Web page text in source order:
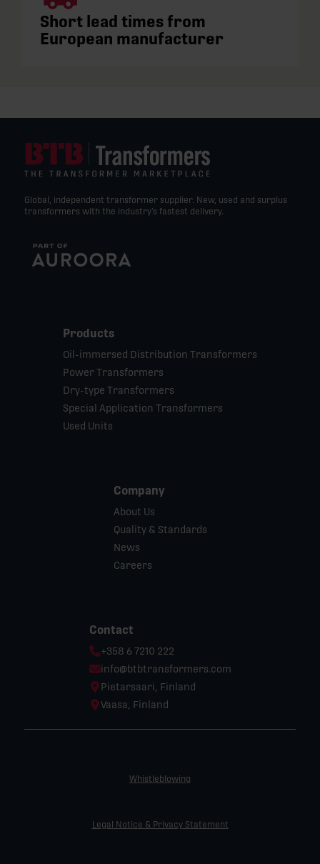
Short lead times from
European manufacturer
Global, independent transformer supplier. New, used and surplus
transformers with the industry’s fastest delivery.
Products
Oil-immersed Distribution Transformers
Power Transformers
Dry-type Transformers
Special Application Transformers
Used Units
Company
About Us
Quality & Standards
News
Careers
Contact
Phone:
+358 6 7210 222
Email:
info@btbtransformers.com
Location:
Pietarsaari, Finland
Location:
Vaasa, Finland
Whistleblowing
Legal Notice & Privacy Statement